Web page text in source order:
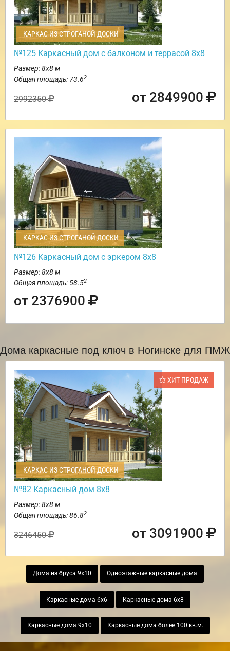
КАРКАС ИЗ СТРОГАНОЙ ДОСКИ
№125 Каркасный дом с балконом и террасой 8х8
Размер: 8х8 м
Общая площадь: 73.62
2992350 от 2849900
КАРКАС ИЗ СТРОГАНОЙ ДОСКИ
№126 Каркасный дом с эркером 8х8
Размер: 8х8 м
Общая площадь: 58.52
от 2376900
Дома каркасные под ключ в Ногинске для ПМЖ
ХИТ ПРОДАЖ
КАРКАС ИЗ СТРОГАНОЙ ДОСКИ
№82 Каркасный дом 8х8
Размер: 8х8 м
Общая площадь: 86.82
3246450 от 3091900
Дома из бруса 9х10 Одноэтажные каркасные дома
Каркасные дома 6х6 Каркасные дома 6х8
Каркасные дома 9х10 Каркасные дома более 100 кв.м.